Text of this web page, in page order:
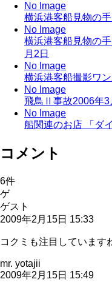
No Image
横浜港客船見物の手
No Image
横浜港客船見物の
月2日
No Image
横浜港客船撮影ワ
No Image
飛鳥Ⅱ事故2006年3
No Image
船関連のお店 「ダ
コメント
6件
ゲ
ゲスト
2009年2月15日 15:33
コクミも注目しています
mr. yotajii
2009年2月15日 15:49